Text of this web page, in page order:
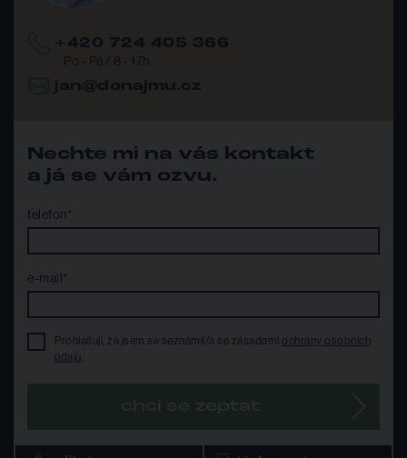
+420 724 405 366
Po - Pá / 8 - 17h
jan@donajmu.cz
Nechte mi na vás kontakt
a já se vám ozvu.
telefon*
e-mail*
Prohlašuji, že jsem se seznámil/a se zásadami ochrany osobních
údajů